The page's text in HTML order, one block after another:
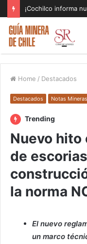
Home / Destacados
Destacados Notas Mineras
Trending
Nuevo hito
de
la norma
El nuevo
un marco